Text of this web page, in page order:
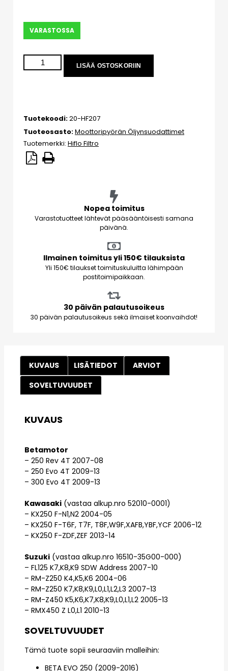
VARASTOSSA
LISÄÄ OSTOSKORIIN
Tuotekoodi:20-HF207
Tuoteosasto:Moottoripyörän Öljynsuodattimet
Tuotemerkki: Hiflo Filtro
Nopea toimitus
Varastotuotteet lähtevät pääsääntöisesti samana
päivänä.
Ilmainen toimitus yli 150€ tilauksista
Yli 150€ tilaukset toimituskuluitta lähimpään
postitoimipaikkaan.
30 päivän palautusoikeus
30 päivän palautusoikeus sekä ilmaiset koonvaihdot!
KUVAUS LISÄTIEDOT
ARVIOT
SOVELTUVUUDET
KUVAUS
Betamotor
– 250 Rev 4T 2007-08
– 250 Evo 4T 2009-13
– 300 Evo 4T 2009-13
Kawasaki (vastaa alkup.nro 52010-0001)
– KX250 F-N1,N2 2004-05
– KX250 F-T6F, T7F, T8F,W9F,XAFB,YBF,YCF 2006-12
– KX250 F-ZDF,ZEF 2013-14
Suzuki (vastaa alkup.nro 16510-35G00-000)
– FL125 K7,K8,K9 SDW Address 2007-10
– RM-Z250 K4,K5,K6 2004-06
– RM-Z250 K7,K8,K9,L0,L1,L2,L3 2007-13
– RM-Z450 K5,K6,K7,K8,K9,L0,L1,L2 2005-13
– RMX450 Z L0,L1 2010-13
SOVELTUVUUDET
Tämä tuote sopii seuraaviin malleihin:
BETA EVO 250 (2009-2016)